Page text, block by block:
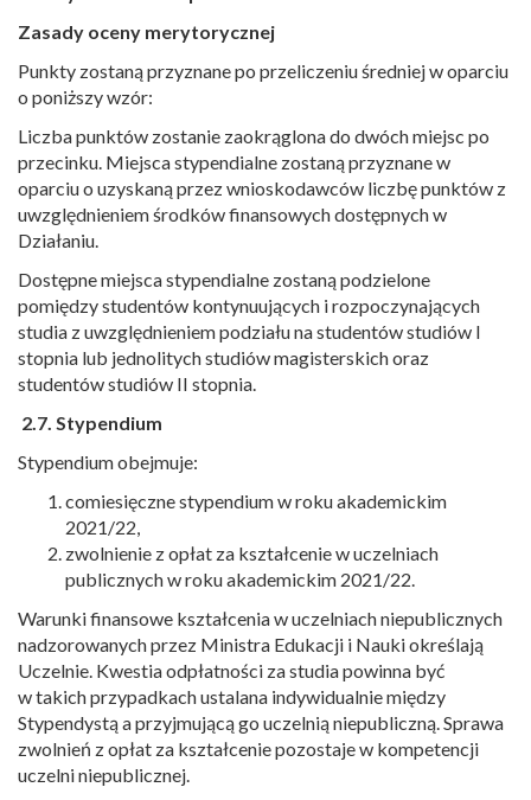
Zasady oceny merytorycznej
Punkty zostaną przyznane po przeliczeniu średniej w oparciu
o poniższy wzór:
Liczba punktów zostanie zaokrąglona do dwóch miejsc po
przecinku. Miejsca stypendialne zostaną przyznane w
oparciu o uzyskaną przez wnioskodawców liczbę punktów z
uwzględnieniem środków finansowych dostępnych w
Działaniu.
Dostępne miejsca stypendialne zostaną podzielone
pomiędzy studentów kontynuujących i rozpoczynających
studia z uwzględnieniem podziału na studentów studiów I
stopnia lub jednolitych studiów magisterskich oraz
studentów studiów II stopnia.
2.7. Stypendium
Stypendium obejmuje:
comiesięczne stypendium w roku akademickim
2021/22,
zwolnienie z opłat za kształcenie w uczelniach
publicznych w roku akademickim 2021/22.
Warunki finansowe kształcenia w uczelniach niepublicznych
nadzorowanych przez Ministra Edukacji i Nauki określają
Uczelnie. Kwestia odpłatności za studia powinna być
w takich przypadkach ustalana indywidualnie między
Stypendystą a przyjmującą go uczelnią niepubliczną. Sprawa
zwolnień z opłat za kształcenie pozostaje w kompetencji
uczelni niepublicznej.